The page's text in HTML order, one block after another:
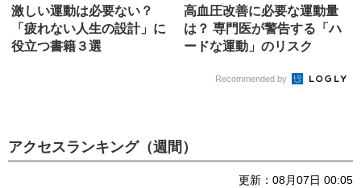
激しい運動は必要ない？
「疲れない人生の設計」に
役立つ書籍３選
高血圧改善に必要な運動量
は？ 専門医が警告する「ハ
ードな運動」のリスク
Recommended by
アクセスランキング（週間）
更新：08月07日 00:05